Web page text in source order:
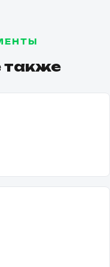
также